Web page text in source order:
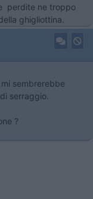
perdite ne troppo
ghigliottina.
sembrerebbe
serraggio.
?